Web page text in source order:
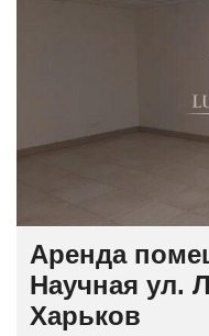
Аренда
Научная ул.
Харьков